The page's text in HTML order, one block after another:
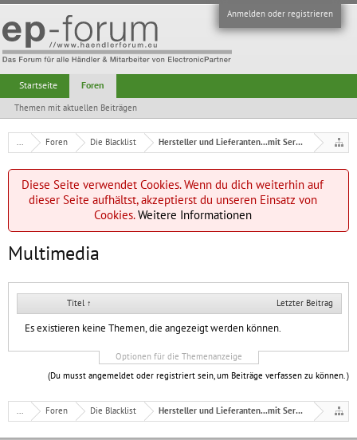
Anmelden oder registrieren
... Foren Die Blacklist Hersteller und Lieferanten...mit Serviceproblemen
Diese Seite verwendet Cookies. Wenn du dich weiterhin auf
dieser Seite aufhältst, akzeptierst du unseren Einsatz von
Cookies.Weitere Informationen
Multimedia
Titel ↑ Letzter Beitrag
Es existieren keine Themen, die angezeigt werden können.
Optionen für die Themenanzeige
(Du musst angemeldet oder registriert sein, um Beiträge verfassen zu können. )
... Foren Die Blacklist Hersteller und Lieferanten...mit Serviceproblemen
Startseite Foren
Themen mit aktuellen Beiträgen